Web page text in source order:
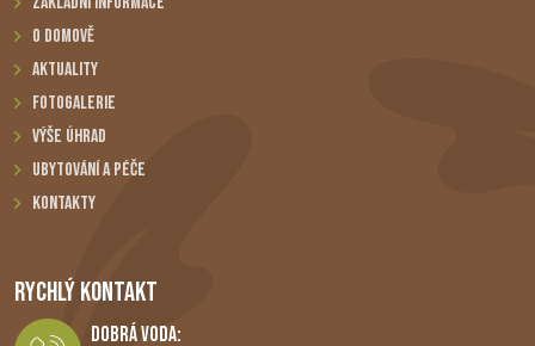
O domově
Aktuality
Fotogalerie
Výše úhrad
Ubytování a péče
Kontakty
RYCHLÝ KONTAKT
Dobrá Voda: